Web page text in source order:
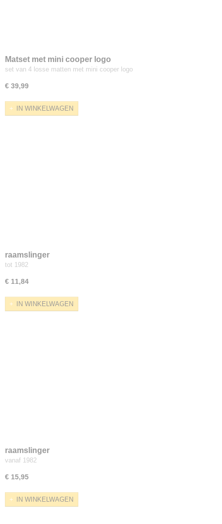
Matset met mini cooper logo
set van 4 losse matten met mini cooper logo
€ 39,99
IN WINKELWAGEN
raamslinger
tot 1982
€ 11,84
IN WINKELWAGEN
raamslinger
vanaf 1982
€ 15,95
IN WINKELWAGEN